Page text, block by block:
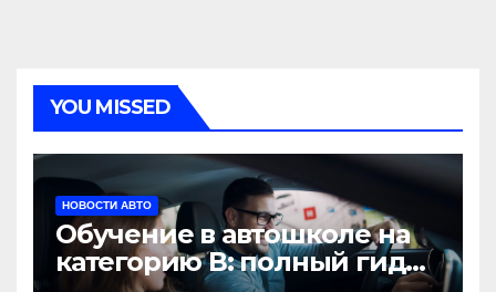
YOU MISSED
НОВОСТИ АВТО
Обучение в автошколе на
категорию В: полный гид